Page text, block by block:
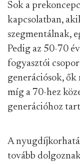
Sok a
kapcsolatban,
szegmentálnak,
Pedig az 50-70
fogyasztói
generációsok,
míg a 70-hez
generációhoz
A
tovább